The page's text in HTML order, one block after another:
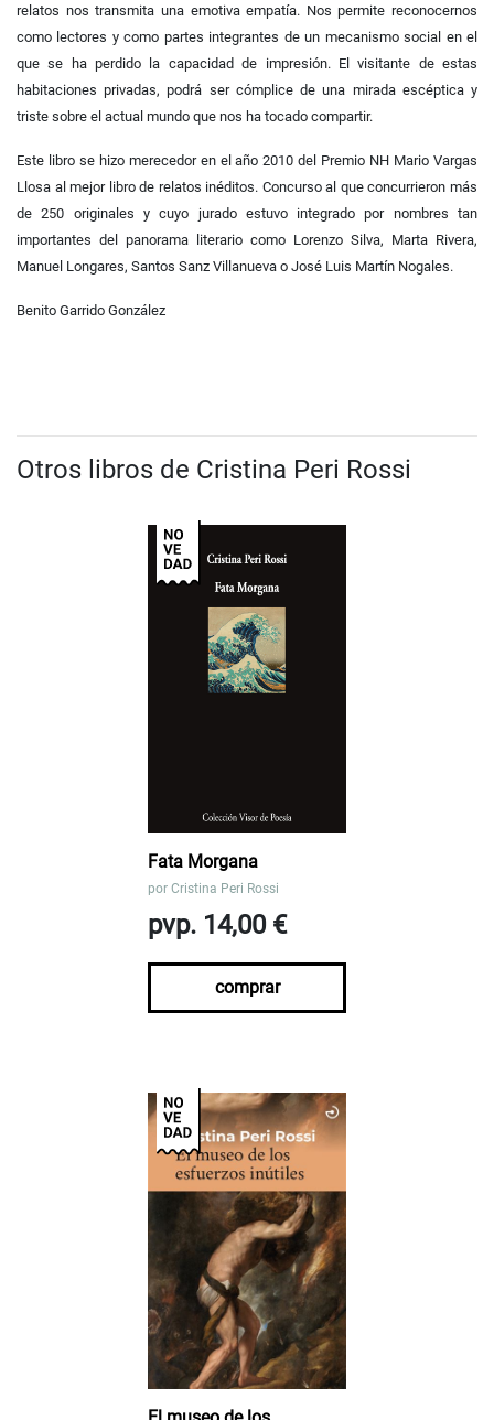
relatos nos transmita una emotiva empatía. Nos permite reconocernos
como lectores y como partes integrantes de un mecanismo social en el
que se ha perdido la capacidad de impresión. El visitante de estas
habitaciones privadas, podrá ser cómplice de una mirada escéptica y
triste sobre el actual mundo que nos ha tocado compartir.
Este libro se hizo merecedor en el año 2010 del Premio NH Mario Vargas
Llosa al mejor libro de relatos inéditos. Concurso al que concurrieron más
de 250 originales y cuyo jurado estuvo integrado por nombres tan
importantes del panorama literario como Lorenzo Silva, Marta Rivera,
Manuel Longares, Santos Sanz Villanueva o José Luis Martín Nogales.
Benito Garrido González
Otros libros de Cristina Peri Rossi
Fata Morgana
por Cristina Peri Rossi
pvp. 14,00 €
comprar